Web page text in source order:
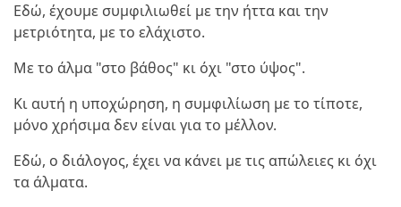
Εδώ, έχουμε συμφιλιωθεί με την ήττα και την
μετριότητα, με το ελάχιστο.
Με το άλμα "στο βάθος" κι όχι "στο ύψος".
Κι αυτή η υποχώρηση, η συμφιλίωση με το τίποτε,
μόνο χρήσιμα δεν είναι για το μέλλον.
Εδώ, ο διάλογος, έχει να κάνει με τις απώλειες κι όχι
τα άλματα.